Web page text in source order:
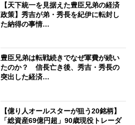
【天下統一を見据えた豊臣兄弟の経済
政策】秀吉が弟・秀長を紀伊に転封し
た納得の事情…
豊臣兄弟は転戦続きでなぜ軍費が続い
たのか？ 信長亡き後、秀吉・秀長の
突出した経済…
【億り人オールスターが狙う20銘柄】
「総資産69億円超」90歳現役トレーダ